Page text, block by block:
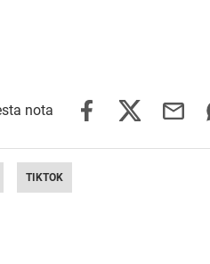
TIKTOK